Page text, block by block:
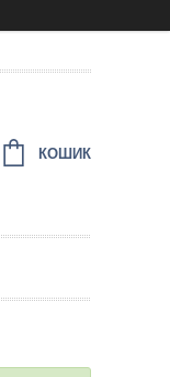
КОШИК